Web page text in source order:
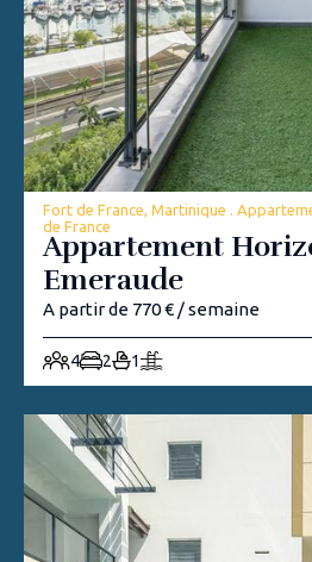
Fort de France, Martinique .
de France
Appartement
Emeraude
A partir de 770 € / semaine
4 2 1